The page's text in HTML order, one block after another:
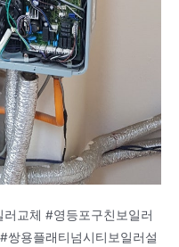
교체 #영등포구친보일러
쌍용플래티넘시티보일러설